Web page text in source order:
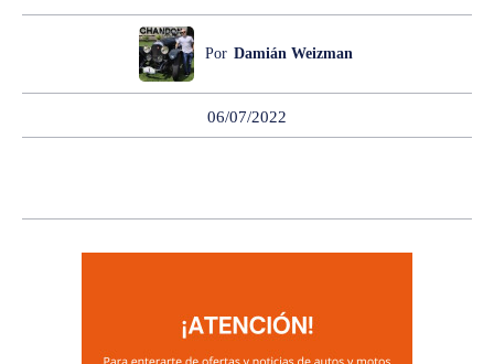
Por Damián Weizman
06/07/2022